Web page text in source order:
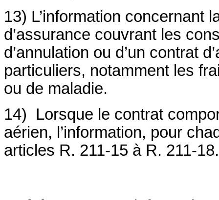
13) L’information concernant
d’assurance couvrant les
d’annulation ou d’un contrat
particuliers, notamment les
ou de maladie.
14)
Lorsque le contrat
aérien, l’information, pour
articles R. 211-15 à R. 211-18.